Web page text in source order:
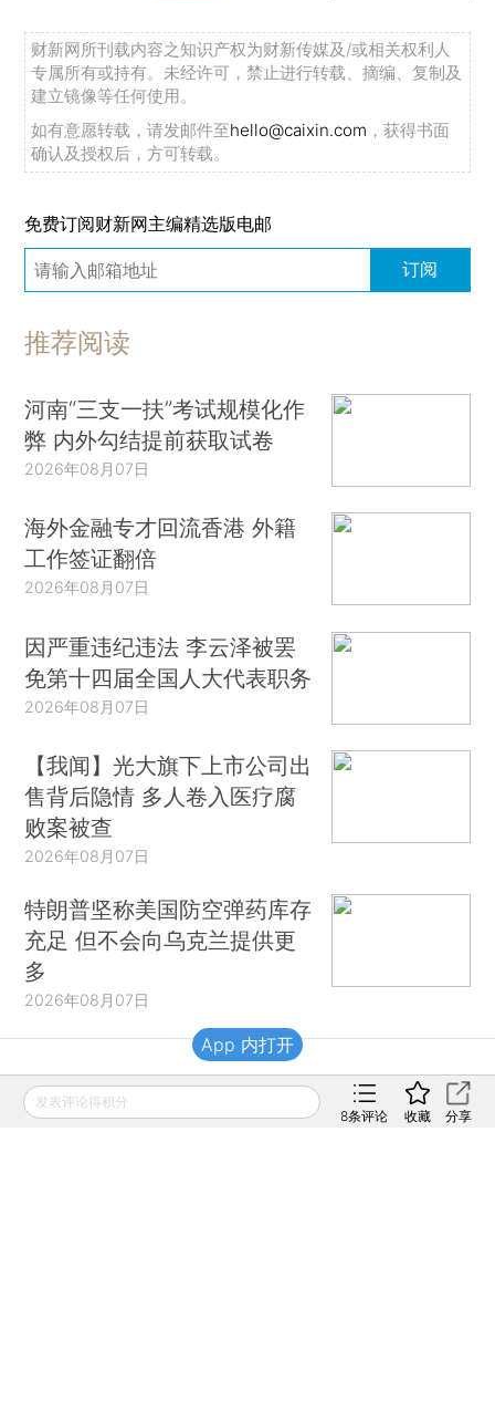
财新网所刊载内容之知识产权为财新传媒及/或相关权利人
专属所有或持有。未经许可，禁止进行转载、摘编、复制及
建立镜像等任何使用。
如有意愿转载，请发邮件至hello@caixin.com ，获得书面
确认及授权后，方可转载。
免费订阅财新网主编精选版电邮
订阅
推荐阅读
河南“三支一扶”考试规模化作
弊 内外勾结提前获取试卷
2026年08月07日
海外金融专才回流香港 外籍
工作签证翻倍
2026年08月07日
因严重违纪违法 李云泽被罢
免第十四届全国人大代表职务
2026年08月07日
【我闻】光大旗下上市公司出
售背后隐情 多人卷入医疗腐
败案被查
2026年08月07日
特朗普坚称美国防空弹药库存
充足 但不会向乌克兰提供更
多
2026年08月07日
财新移动
发表评论得积分
8条评论 收藏 分享
App 内打开